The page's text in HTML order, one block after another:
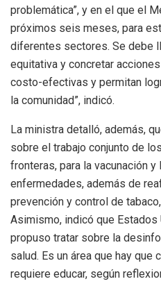
problemática”, y en el que el
próximos seis meses, para
diferentes sectores. Se debe
equitativa y concretar
costo-efectivas y permitan
la comunidad”, indicó.
La ministra detalló, además,
sobre el trabajo conjunto de
fronteras, para la vacunación y
enfermedades, además de
prevención y control de
Asimismo, indicó que
propuso tratar sobre la
salud. Es un área que hay que
requiere educar, según